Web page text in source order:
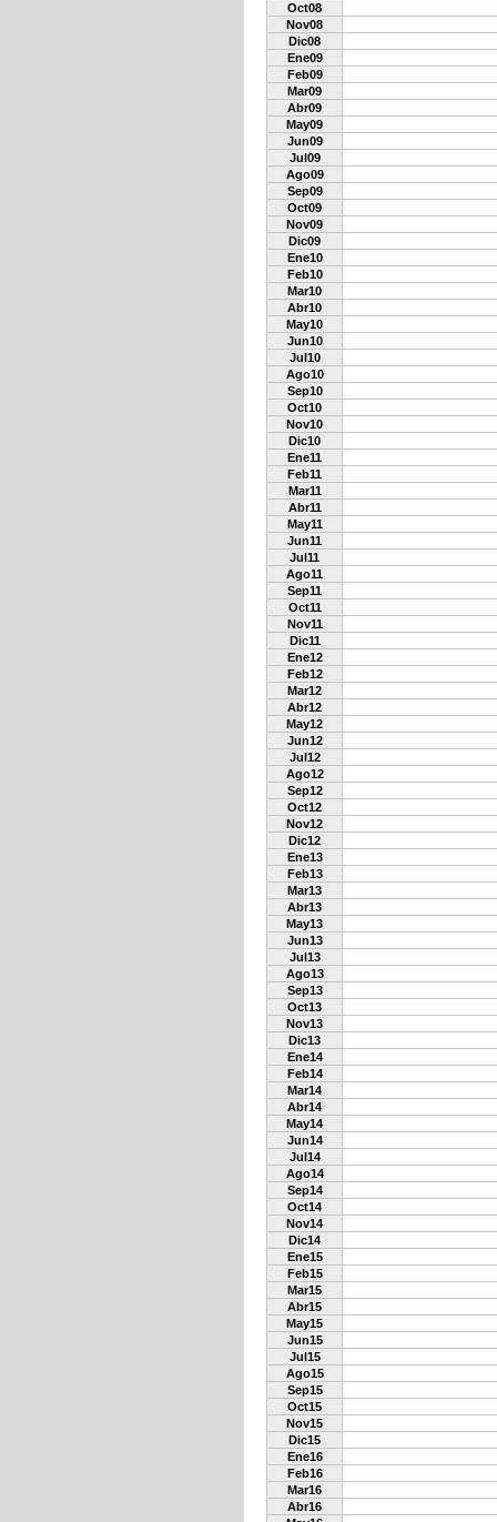
Oct08
Nov08
Dic08
Ene09
Feb09
Mar09
Abr09
May09
Jun09
Jul09
Ago09
Sep09
Oct09
Nov09
Dic09
Ene10
Feb10
Mar10
Abr10
May10
Jun10
Jul10
Ago10
Sep10
Oct10
Nov10
Dic10
Ene11
Feb11
Mar11
Abr11
May11
Jun11
Jul11
Ago11
Sep11
Oct11
Nov11
Dic11
Ene12
Feb12
Mar12
Abr12
May12
Jun12
Jul12
Ago12
Sep12
Oct12
Nov12
Dic12
Ene13
Feb13
Mar13
Abr13
May13
Jun13
Jul13
Ago13
Sep13
Oct13
Nov13
Dic13
Ene14
Feb14
Mar14
Abr14
May14
Jun14
Jul14
Ago14
Sep14
Oct14
Nov14
Dic14
Ene15
Feb15
Mar15
Abr15
May15
Jun15
Jul15
Ago15
Sep15
Oct15
Nov15
Dic15
Ene16
Feb16
Mar16
Abr16